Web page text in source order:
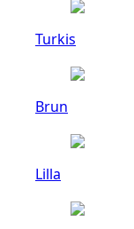
Turkis
Brun
Lilla